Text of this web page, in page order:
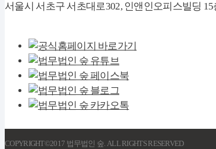
서울시 서초구 서초대로302, 인앤인오피스빌딩 15
COPYRIGHT©2017 법무법인 숲. ALL RIGHTS RESERVED